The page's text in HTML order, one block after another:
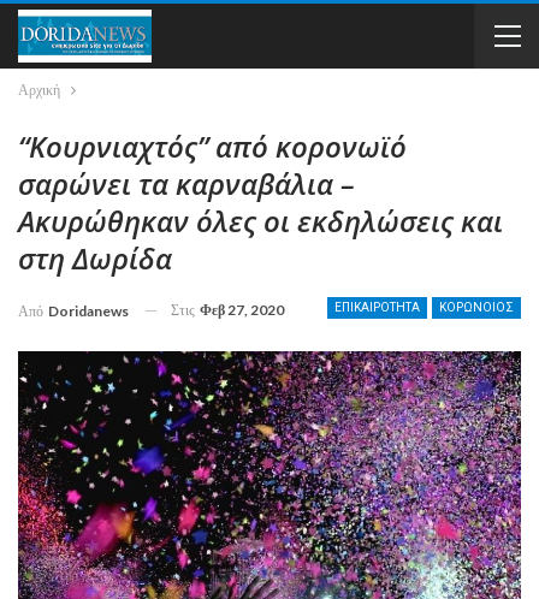
Αρχική
“Κουρνιαχτός” από κορονωϊό
σαρώνει τα καρναβάλια –
Ακυρώθηκαν όλες οι εκδηλώσεις και
στη Δωρίδα
ΕΠΙΚΑΙΡΟΤΗΤΑ ΚΟΡΩΝΟIΟΣ
Από Doridanews Στις Φεβ 27, 2020